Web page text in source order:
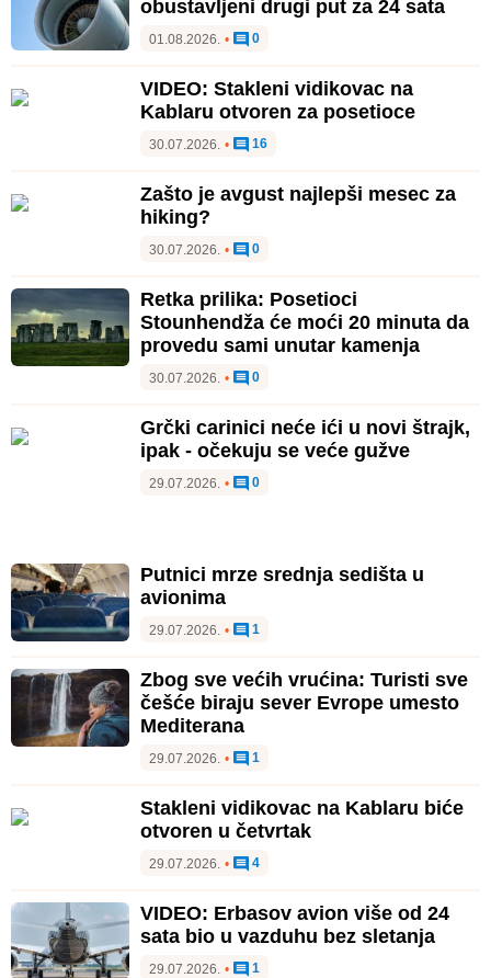
obustavljeni drugi put za 24 sata
01.08.2026. • 0
VIDEO: Stakleni vidikovac na
Kablaru otvoren za posetioce
30.07.2026. • 16
Zašto je avgust najlepši mesec za
hiking?
30.07.2026. • 0
Retka prilika: Posetioci
Stounhendža će moći 20 minuta da
provedu sami unutar kamenja
30.07.2026. • 0
Grčki carinici neće ići u novi štrajk,
ipak - očekuju se veće gužve
29.07.2026. • 0
Putnici mrze srednja sedišta u
avionima
29.07.2026. • 1
Zbog sve većih vrućina: Turisti sve
češće biraju sever Evrope umesto
Mediterana
29.07.2026. • 1
Stakleni vidikovac na Kablaru biće
otvoren u četvrtak
29.07.2026. • 4
VIDEO: Erbasov avion više od 24
sata bio u vazduhu bez sletanja
29.07.2026. • 1